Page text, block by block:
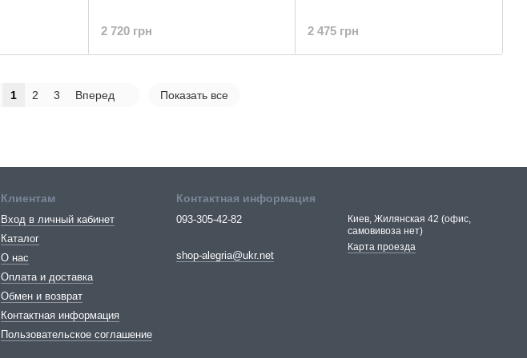
2 720 грн 2 475 грн
1 2 3 Вперед Показать все
Клиентам
Вход в личный кабинет
Каталог
О нас
Оплата и доставка
Обмен и возврат
Контактная информация
Пользовательское соглашение
Контактная информация
093-305-42-82
shop-alegria@ukr.net
Киев, Жилянская 42 (офис,
самовивоза нет)
Карта проезда